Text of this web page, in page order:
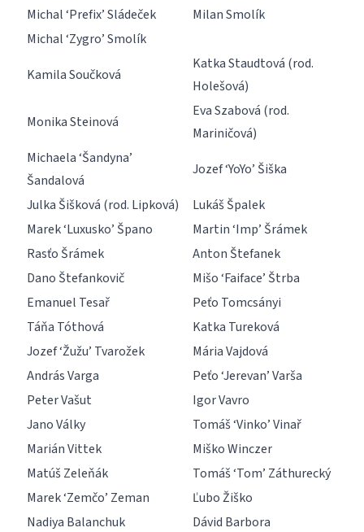
Michal ‘Prefix’ Sládeček
Milan Smolík
Michal ‘Zygro’ Smolík
Kamila Součková
Katka Staudtová (rod.
Holešová)
Monika Steinová
Eva Szabová (rod.
Mariničová)
Michaela ‘Šandyna’
Šandalová
Jozef ‘YoYo’ Šiška
Julka Šišková (rod. Lipková)
Lukáš Špalek
Marek ‘Luxusko’ Špano
Martin ‘Imp’ Šrámek
Rasťo Šrámek
Anton Štefanek
Dano Štefankovič
Mišo ‘Faiface’ Štrba
Emanuel Tesař
Peťo Tomcsányi
Táňa Tóthová
Katka Tureková
Jozef ‘Žužu’ Tvarožek
Mária Vajdová
András Varga
Peťo ‘Jerevan’ Varša
Peter Vašut
Igor Vavro
Jano Války
Tomáš ‘Vinko’ Vinař
Marián Vittek
Miško Winczer
Matúš Zeleňák
Tomáš ‘Tom’ Záthurecký
Marek ‘Zemčo’ Zeman
Ľubo Žiško
Nadiya Balanchuk
Dávid Barbora